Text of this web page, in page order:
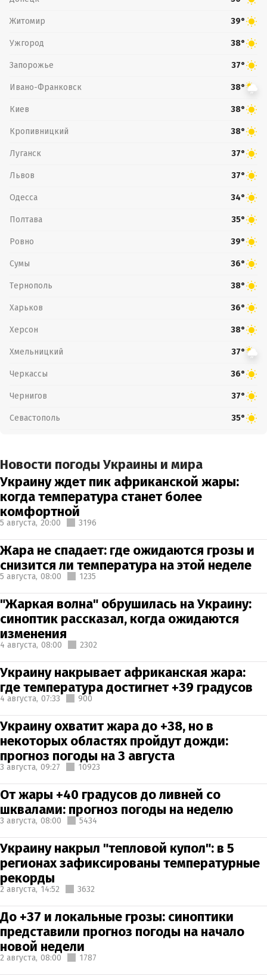
Житомир 39°
Ужгород 38°
Запорожье 37°
Ивано-Франковск 38°
Киев 38°
Кропивницкий 38°
Луганск 37°
Львов 37°
Одесса 34°
Полтава 35°
Ровно 39°
Сумы 36°
Тернополь 38°
Харьков 36°
Херсон 38°
Хмельницкий 37°
Черкассы 36°
Чернигов 37°
Севастополь 35°
Новости погоды Украины и мира
Украину ждет пик африканской жары:
когда температура станет более
комфортной
5 августа, 20:00 3196
Жара не спадает: где ожидаются грозы и
снизится ли температура на этой неделе
5 августа, 08:00 1235
"Жаркая волна" обрушилась на Украину:
синоптик рассказал, когда ожидаются
изменения
4 августа, 08:00 2302
Украину накрывает африканская жара:
где температура достигнет +39 градусов
4 августа, 07:33 900
Украину охватит жара до +38, но в
некоторых областях пройдут дожди:
прогноз погоды на 3 августа
3 августа, 09:27 10923
От жары +40 градусов до ливней со
шквалами: прогноз погоды на неделю
3 августа, 08:00 5434
Украину накрыл "тепловой купол": в 5
регионах зафиксированы температурные
рекорды
2 августа, 14:52 3632
До +37 и локальные грозы: синоптики
представили прогноз погоды на начало
новой недели
2 августа, 08:00 1787